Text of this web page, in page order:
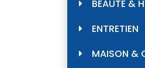
BEAUTÉ &
ENTRETIEN
MAISON &